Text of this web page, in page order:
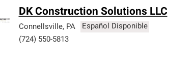
DK Construction Solutions LLC
Connellsville, PA
Español Disponible
(724) 550-5813